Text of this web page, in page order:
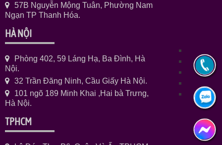
57B Nguyễn Mộng Tuân, Phường Nam
Ngạn TP Thanh Hóa.
HÀ NỘI
Phòng 402, 59 Láng Hạ, Ba Đình, Hà
Nội.
32 Trần Đăng Ninh, Cầu Giấy Hà Nội.
101 ngõ 189 Minh Khai ,Hai bà Trưng,
Hà Nội.
TPHCM